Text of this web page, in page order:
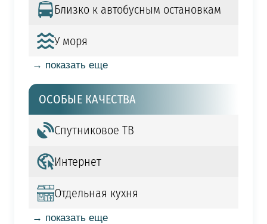
Близко к автобусным остановкам
У моря
→ показать еще
ОСОБЫЕ КАЧЕСТВА
Спутниковое ТВ
Интернет
Отдельная кухня
→ показать еще